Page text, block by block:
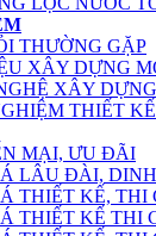
THƯỜNG GẶP
XÂY DỰNG
XÂY
THIẾT
MẠI, ƯU ĐÃI
LÂU ĐÀI,
THIẾT KẾ, THI
THIẾT KẾ THI